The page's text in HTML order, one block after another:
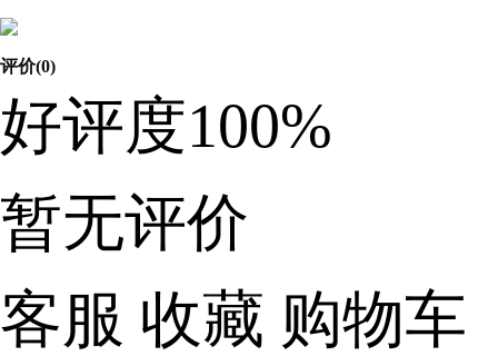
评价(0)
好评度100%
暂无评价
客服 收藏 购物车